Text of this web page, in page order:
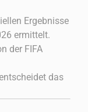
Ergebnisse
ermittelt.
der FIFA
das